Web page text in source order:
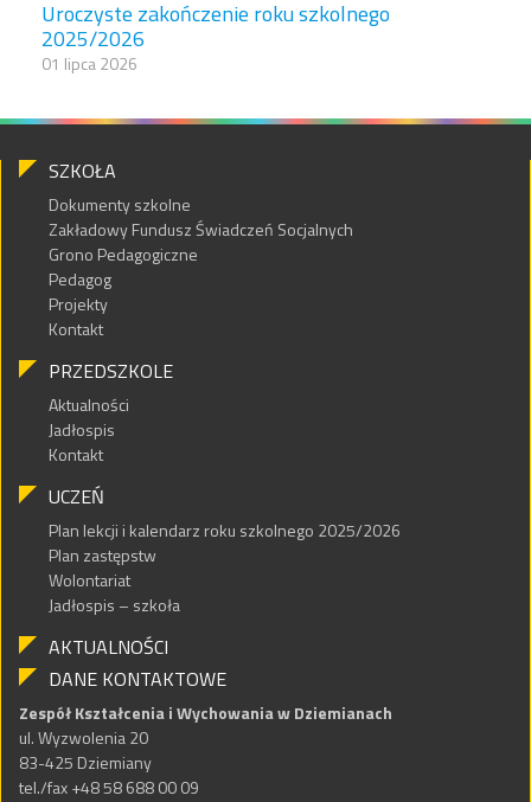
Uroczyste zakończenie roku szkolnego
2025/2026
01 lipca 2026
SZKOŁA
Dokumenty szkolne
Zakładowy Fundusz Świadczeń Socjalnych
Grono Pedagogiczne
Pedagog
Projekty
Kontakt
PRZEDSZKOLE
Aktualności
Jadłospis
Kontakt
UCZEŃ
Plan lekcji i kalendarz roku szkolnego 2025/2026
Plan zastępstw
Wolontariat
Jadłospis – szkoła
AKTUALNOŚCI
DANE KONTAKTOWE
Zespół Kształcenia i Wychowania w Dziemianach
ul. Wyzwolenia 20
83-425 Dziemiany
tel./fax +48 58 688 00 09